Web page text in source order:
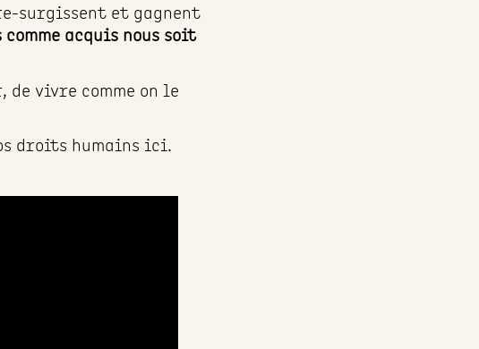
surgissent et gagnent
acquis nous soit
de vivre comme on le
droits humains ici.